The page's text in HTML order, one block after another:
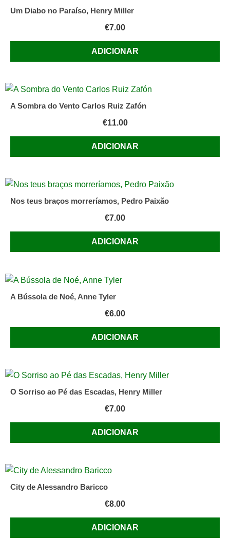
Um Diabo no Paraíso, Henry Miller
€7.00
ADICIONAR
A Sombra do Vento Carlos Ruiz Zafón
€11.00
ADICIONAR
Nos teus braços morreríamos, Pedro Paixão
€7.00
ADICIONAR
A Bússola de Noé, Anne Tyler
€6.00
ADICIONAR
O Sorriso ao Pé das Escadas, Henry Miller
€7.00
ADICIONAR
City de Alessandro Baricco
€8.00
ADICIONAR